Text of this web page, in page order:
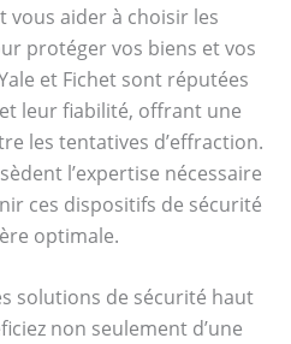
vous aider à choisir les
protéger vos biens et vos
et Fichet sont réputées
leur fiabilité, offrant une
les tentatives d’effraction.
l’expertise nécessaire
ces dispositifs de sécurité
optimale.
solutions de sécurité haut
non seulement d’une